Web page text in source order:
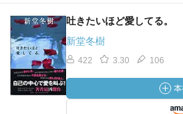
吐きたいほど愛してる。
新堂冬樹
422 3.30 106